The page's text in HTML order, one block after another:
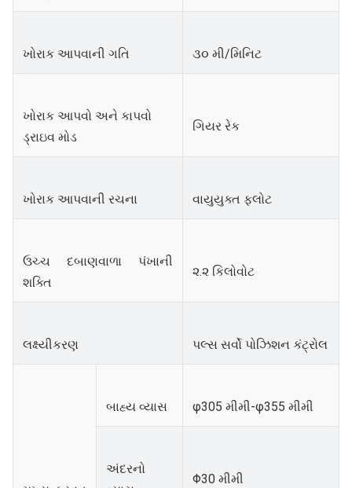
ખોરાક આપવાની ગતિ ૩૦ મી/મિનિટ
ખોરાક આપવો અને કાપવો
ડ્રાઇવ મોડ
ગિયર રેક
ખોરાક આપવાની રચના વાયુયુક્ત ફ્લોટ
ઉચ્ચ દબાણવાળા પંખાની
શક્તિ
૨.૨ કિલોવોટ
લક્ષ્યીકરણ પલ્સ સર્વો પોઝિશન કંટ્રોલ
બાહ્ય વ્યાસ φ305 મીમી-φ355 મીમી
અંદરનો
Φ30 મીમી